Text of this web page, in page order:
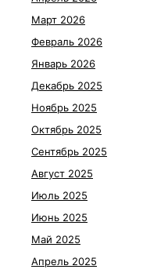
Март 2026
Февраль 2026
Январь 2026
Декабрь 2025
Ноябрь 2025
Октябрь 2025
Сентябрь 2025
Август 2025
Июль 2025
Июнь 2025
Май 2025
Апрель 2025